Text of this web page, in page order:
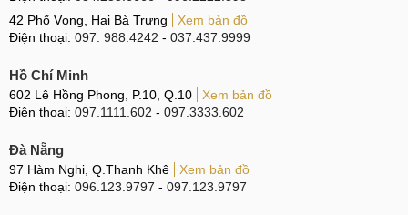
42 Phố Vọng, Hai Bà Trưng
Xem bản đồ
Điện thoại: 097. 988.4242 - 037.437.9999
Hồ Chí Minh
602 Lê Hồng Phong, P.10, Q.10
Xem bản đồ
Điện thoại: 097.1111.602 - 097.3333.602
Đà Nẵng
97 Hàm Nghi, Q.Thanh Khê
Xem bản đồ
Điện thoại: 096.123.9797 - 097.123.9797